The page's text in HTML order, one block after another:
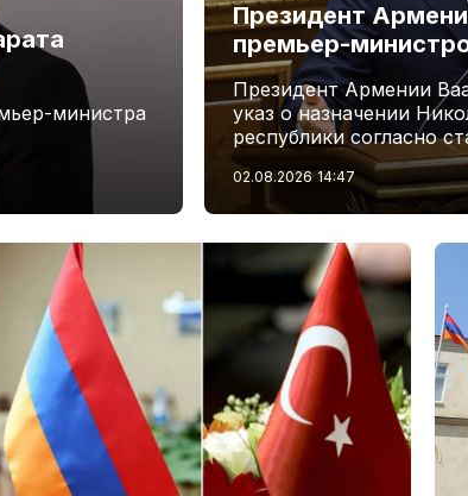
министра
Президент
премьер-
Президент Армении
указ о назначении
республики согласно
02.08.2026 14:47